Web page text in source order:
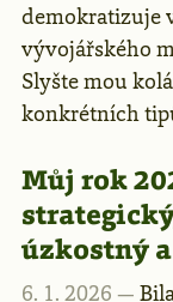
demokratizuje
vývojářského
Slyšte mou
konkrétních
Můj rok
úzkostný
6. 1. 2026 —